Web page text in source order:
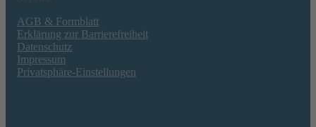
AGB & Formblatt
Erklärung zur Barrierefreiheit
Datenschutz
Impressum
Privatsphäre-Einstellungen